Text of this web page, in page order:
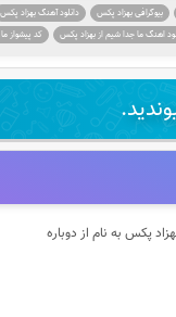
بیوگرافی بهزاد پکس دانلود آهنگ بهزاد پکس
اهنگ ما جدا شیم از بهزاد پکس کد پیشواز
پکس به نام از دوباره